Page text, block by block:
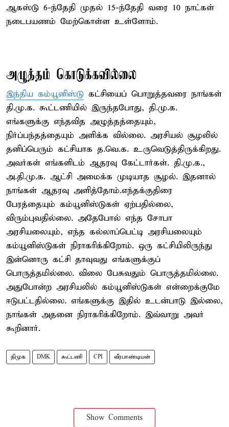
ஆகஸ்டு 6-ந்தேதி முதல் 15-ந்தேதி வரை 10 நாட்கள்
நடைபயணம் மேற்கொள்ள உள்ளோம்.
அழுத்தம் கொடுக்கவில்லை
இந்திய கம்யூனிஸ்டு கட்சியைப் பொறுத்தவரை நாங்கள்
தி.மு.க. கூட்டணியில் இருந்தபோது, தி.மு.க.
எங்களுக்கு எந்தவித அழுத்தத்தையும்,
நிர்ப்பந்தத்தையும் அளிக்க வில்லை. ​அரசியல் சூழலில்
தனிப்பெரும் கட்சியாக த.வெ.க. உருவெடுத்திருக்கிறது.
அவர்கள் எங்களிடம் ஆதரவு கேட்டார்கள். தி.மு.க.,
அ.தி.மு.க. ஆட்சி அமைக்க முடியாத சூழல். இதனால்
நாங்கள் ஆதரவு அளித்தோம்.எந்தக்குதிரை
பேரத்தையும் கம்யூனிஸ்டுகள் ஏற்பதில்லை,
விரும்புவதில்லை. அதேபோல் எந்த சோபா
அரசியலையும், எந்த கல்லாப்பெட்டி அரசியலையும்
கம்யூனிஸ்டுகள் நிராகரிக்கிறோம். ஒரு கட்சியிலிருந்து
இன்னொரு கட்சி தாவுவது எங்களுக்குப்
பொருத்தமில்லை. விலை பேசுவதும் பொருத்தமில்லை.
அதுபோன்ற அரசியலில் கம்யூனிஸ்டுகள் என்றைக்குமே
ஈடுபட்டதில்லை. எங்களுக்கு இதில் உடன்பாடு இல்லை,
நாங்கள் அதனை நிராகரிக்கிறோம். இவ்வாறு அவர்
கூறினார்.
திமுக DMK கூட்டணி CPI வீரபாண்டியன்
Show Comments